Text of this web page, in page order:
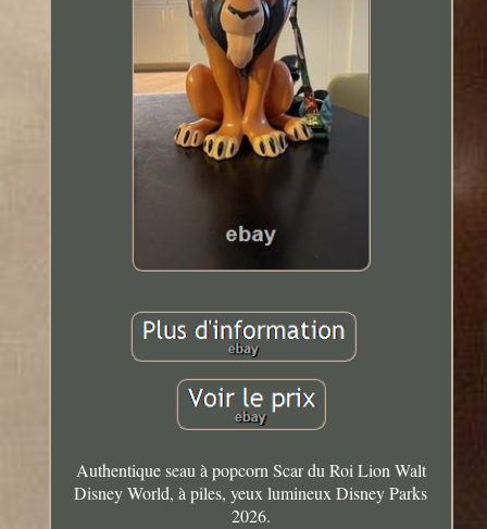
Authentique seau à popcorn Scar du Roi Lion Walt
Disney World, à piles, yeux lumineux Disney Parks
2026.